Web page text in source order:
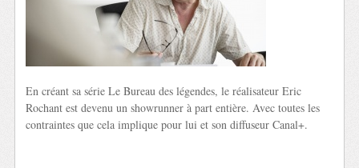
En créant sa série Le Bureau des légendes, le réalisateur Eric
Rochant est devenu un showrunner à part entière. Avec toutes les
contraintes que cela implique pour lui et son diffuseur Canal+.